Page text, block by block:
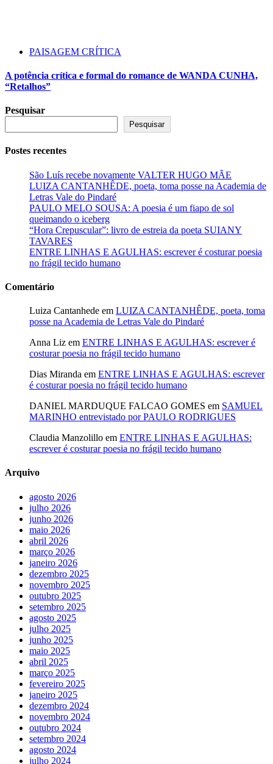
PAISAGEM CRÍTICA
A potência crítica e formal do romance de WANDA CUNHA,
“Retalhos”
Pesquisar
Pesquisar
Postes recentes
São Luís recebe novamente VALTER HUGO MÃE
LUIZA CANTANHÊDE, poeta, toma posse na Academia de
Letras Vale do Pindaré
PAULO MELO SOUSA: A poesia é um fiapo de sol
queimando o iceberg
“Hora Crepuscular”: livro de estreia da poeta SUIANY
TAVARES
ENTRE LINHAS E AGULHAS: escrever é costurar poesia
no frágil tecido humano
Comentário
Luiza Cantanhede em LUIZA CANTANHÊDE, poeta, toma
posse na Academia de Letras Vale do Pindaré
Anna Liz em ENTRE LINHAS E AGULHAS: escrever é
costurar poesia no frágil tecido humano
Dias Miranda em ENTRE LINHAS E AGULHAS: escrever
é costurar poesia no frágil tecido humano
DANIEL MARDUQUE FALCAO GOMES em SAMUEL
MARINHO entrevistado por PAULO RODRIGUES
Claudia Manzolillo em ENTRE LINHAS E AGULHAS:
escrever é costurar poesia no frágil tecido humano
Arquivo
agosto 2026
julho 2026
junho 2026
maio 2026
abril 2026
março 2026
janeiro 2026
dezembro 2025
novembro 2025
outubro 2025
setembro 2025
agosto 2025
julho 2025
junho 2025
maio 2025
abril 2025
março 2025
fevereiro 2025
janeiro 2025
dezembro 2024
novembro 2024
outubro 2024
setembro 2024
agosto 2024
julho 2024